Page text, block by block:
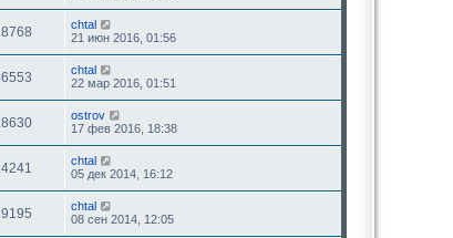
chtal
21 июн 2016, 01:56
chtal
22 мар 2016, 01:51
ostrov
17 фев 2016, 18:38
chtal
05 дек 2014, 16:12
chtal
08 сен 2014, 12:05